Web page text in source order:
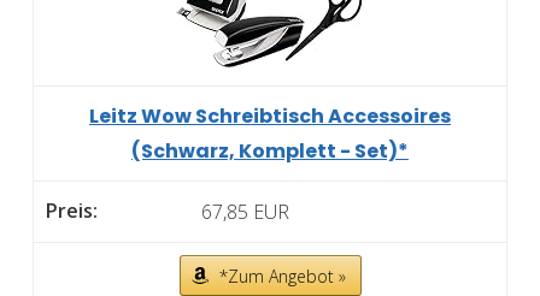
Leitz Wow Schreibtisch Accessoires
(Schwarz, Komplett - Set)*
67,85 EUR
*Zum Angebot »